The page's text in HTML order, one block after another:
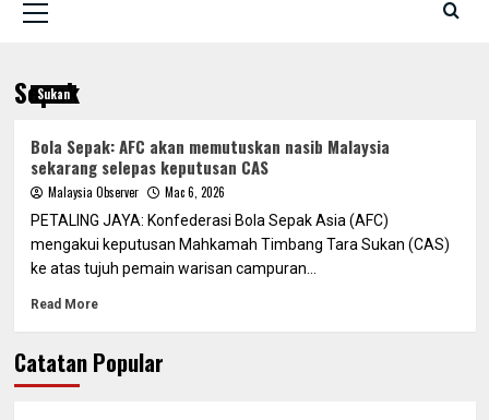
Menu
Sepak
Sukan
Bola Sepak: AFC akan memutuskan nasib Malaysia
sekarang selepas keputusan CAS
Malaysia Observer
Mac 6, 2026
PETALING JAYA: Konfederasi Bola Sepak Asia (AFC)
mengakui keputusan Mahkamah Timbang Tara Sukan (CAS)
ke atas tujuh pemain warisan campuran...
Read More
Catatan Popular